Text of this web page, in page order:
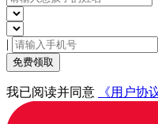
|
免费领取
我已阅读并同意 《用户协